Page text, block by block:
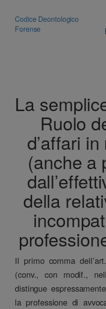
contenuto
Codice Deontologico
Forense
La
Ruolo
d’affari
(anche a
della
Il primo comma
(conv., con modif.,
distingue
la professione di